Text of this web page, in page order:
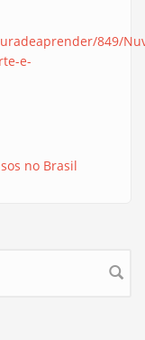
849/
e-
no Brasil